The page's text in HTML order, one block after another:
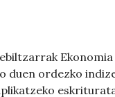
duen ordezko